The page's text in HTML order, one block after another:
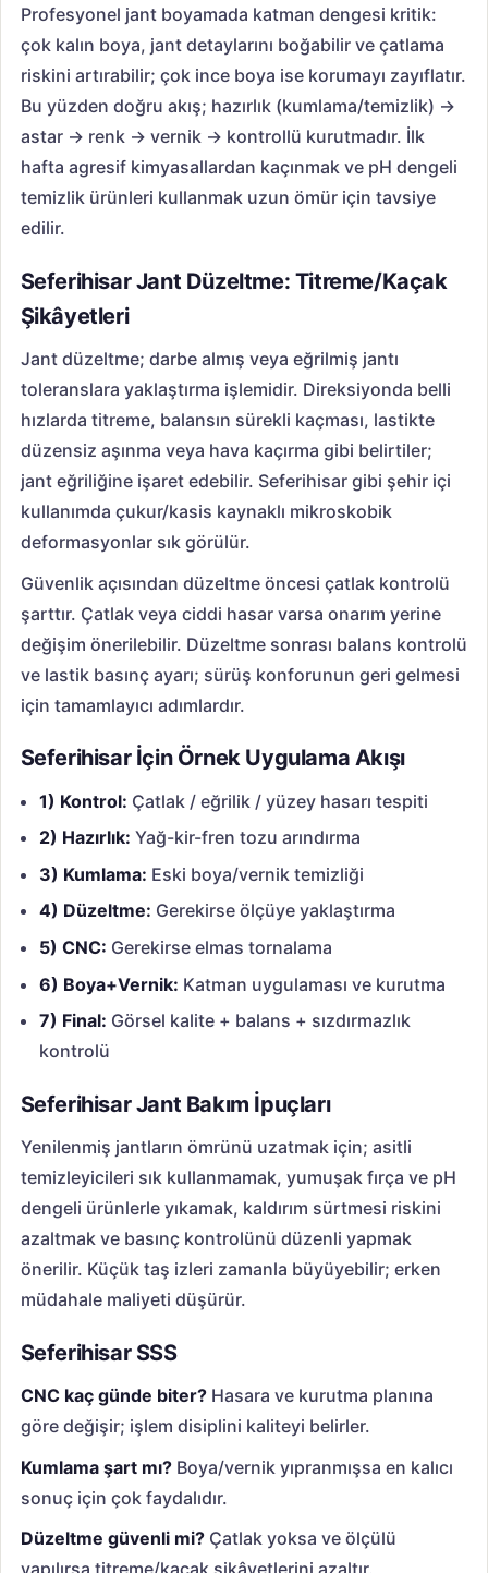
Profesyonel jant boyamada katman dengesi kritik:
çok kalın boya, jant detaylarını boğabilir ve çatlama
riskini artırabilir; çok ince boya ise korumayı zayıflatır.
Bu yüzden doğru akış; hazırlık (kumlama/temizlik) →
astar → renk → vernik → kontrollü kurutmadır. İlk
hafta agresif kimyasallardan kaçınmak ve pH dengeli
temizlik ürünleri kullanmak uzun ömür için tavsiye
edilir.
Seferihisar Jant Düzeltme: Titreme/Kaçak
Şikâyetleri
Jant düzeltme; darbe almış veya eğrilmiş jantı
toleranslara yaklaştırma işlemidir. Direksiyonda belli
hızlarda titreme, balansın sürekli kaçması, lastikte
düzensiz aşınma veya hava kaçırma gibi belirtiler;
jant eğriliğine işaret edebilir. Seferihisar gibi şehir içi
kullanımda çukur/kasis kaynaklı mikroskobik
deformasyonlar sık görülür.
Güvenlik açısından düzeltme öncesi çatlak kontrolü
şarttır. Çatlak veya ciddi hasar varsa onarım yerine
değişim önerilebilir. Düzeltme sonrası balans kontrolü
ve lastik basınç ayarı; sürüş konforunun geri gelmesi
için tamamlayıcı adımlardır.
Seferihisar İçin Örnek Uygulama Akışı
1) Kontrol: Çatlak / eğrilik / yüzey hasarı tespiti
2) Hazırlık: Yağ-kir-fren tozu arındırma
3) Kumlama: Eski boya/vernik temizliği
4) Düzeltme: Gerekirse ölçüye yaklaştırma
5) CNC: Gerekirse elmas tornalama
6) Boya+Vernik: Katman uygulaması ve kurutma
7) Final: Görsel kalite + balans + sızdırmazlık
kontrolü
Seferihisar Jant Bakım İpuçları
Yenilenmiş jantların ömrünü uzatmak için; asitli
temizleyicileri sık kullanmamak, yumuşak fırça ve pH
dengeli ürünlerle yıkamak, kaldırım sürtmesi riskini
azaltmak ve basınç kontrolünü düzenli yapmak
önerilir. Küçük taş izleri zamanla büyüyebilir; erken
müdahale maliyeti düşürür.
Seferihisar SSS
CNC kaç günde biter?Hasara ve kurutma planına
göre değişir; işlem disiplini kaliteyi belirler.
Kumlama şart mı?Boya/vernik yıpranmışsa en kalıcı
sonuç için çok faydalıdır.
Düzeltme güvenli mi?Çatlak yoksa ve ölçülü